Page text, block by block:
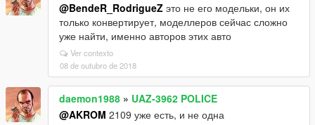
@BendeR_RodrigueZ это не его модельки, он их
только конвертирует, моделлеров сейчас сложно
уже найти, именно авторов этих авто
Ver contexto
08 de outubro de 2018
daemon1988 » UAZ-3962 POLICE
@AKROM 2109 уже есть, и не одна